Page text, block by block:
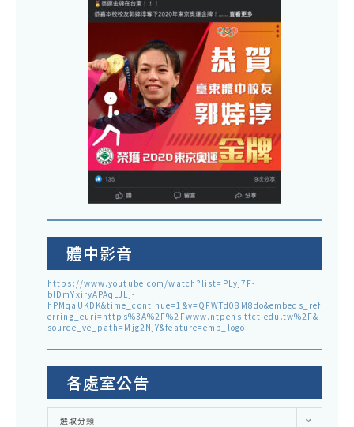
體中影音
https://www.youtube.com/watch?list=PLyj7F-
blDmYxiryAPAqLJLj-
hPMqaUKDK&time_continue=1&v=QFWTd08M8do&embeds_ref
erring_euri=https%3A%2F%2Fwww.ntpehs.ttct.edu.tw%2F&
source_ve_path=Mjg2NjY&feature=emb_logo
各處室公告
各
選取分類